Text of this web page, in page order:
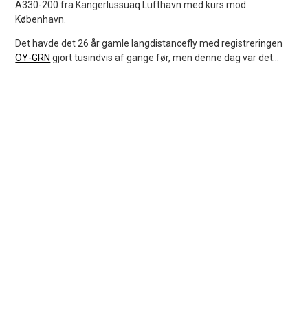
A330-200 fra Kangerlussuaq Lufthavn med kurs mod
København.
Det havde det 26 år gamle langdistancefly med registreringen
OY-GRN gjort tusindvis af gange før, men denne dag var det...